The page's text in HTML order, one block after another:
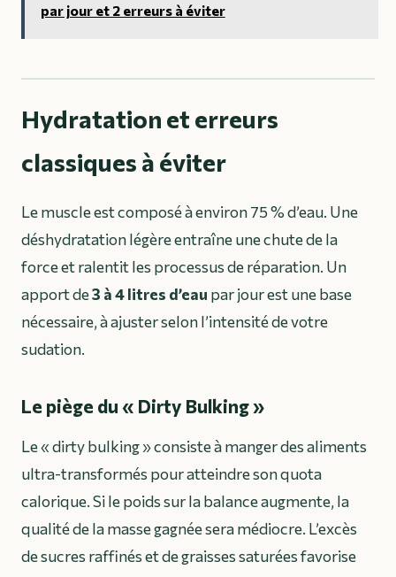
par jour et 2 erreurs à éviter
Hydratation et erreurs
classiques à éviter
Le muscle est composé à environ 75 % d’eau. Une
déshydratation légère entraîne une chute de la
force et ralentit les processus de réparation. Un
apport de3 à 4 litres d’eau par jour est une base
nécessaire, à ajuster selon l’intensité de votre
sudation.
Le piège du « Dirty Bulking »
Le « dirty bulking » consiste à manger des aliments
ultra-transformés pour atteindre son quota
calorique. Si le poids sur la balance augmente, la
qualité de la masse gagnée sera médiocre. L’excès
de sucres raffinés et de graisses saturées favorise